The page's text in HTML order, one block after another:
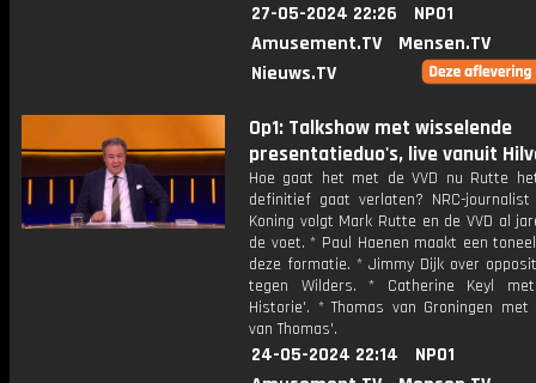
27-05-2024 22:26
NPO1
Amusement.TV
Mensen.TV
Nieuws.TV
Op1: Talkshow met wisselende
presentatieduo's, live vanuit
Hoe gaat het met de VVD nu Rutte
definitief gaat verlaten? NRC-
Koning volgt Mark Rutte en de VVD al
de voet. * Paul Haenen maakt een
deze formatie. * Jimmy Dijk over
tegen Wilders. * Catherine Keyl
Historie'. * Thomas van Groningen met
van Thomas'.
24-05-2024 22:14
NPO1